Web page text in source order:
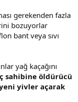
bir süre
gerekenden fazla
bozuyorlar
bant veya sıvı
yağ kaçağını
sahibine öldürücü
yivler açarak